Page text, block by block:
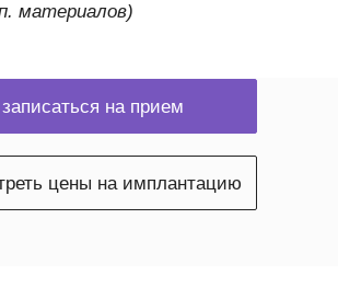
материалов)
записаться на прием
цены на имплантацию